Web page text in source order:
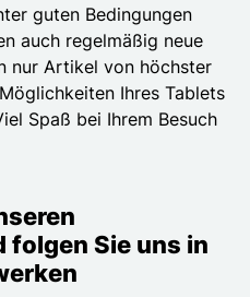
guten Bedingungen
auch regelmäßig neue
nur Artikel von höchster
Ihres Tablets
Spaß bei Ihrem Besuch
folgen Sie uns in